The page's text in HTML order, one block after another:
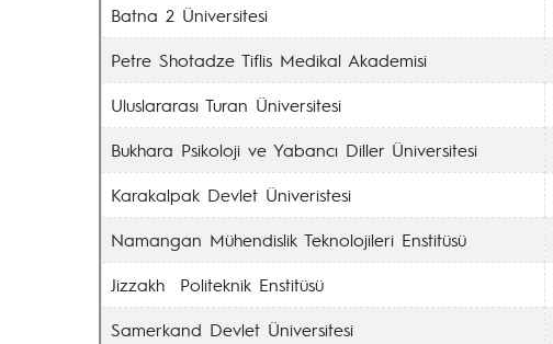
Batna 2 Üniversitesi
Petre Shotadze Tiflis Medikal Akademisi
Uluslararası Turan Üniversitesi
Bukhara Psikoloji ve Yabancı Diller Üniversitesi
Karakalpak Devlet Üniveristesi
Namangan Mühendislik Teknolojileri Enstitüsü
Jizzakh Politeknik Enstitüsü
Samerkand Devlet Üniversitesi